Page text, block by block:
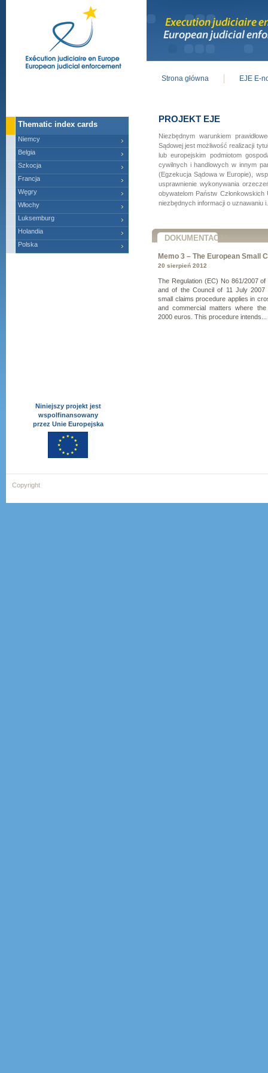
PROJEKT EJE
Niezbędnym warunkiem
Sądowej jest możliwość realizacji
lub europejskim podmiotom
cywilnych i handlowych w innym
(Egzekucja Sądowa w Europie),
usprawnienie wykonywania
obywatelom Państw
niezbędnych informacji o uznawaniu
DOKUMENTACJA
Memo 3 – The European Small
20 sierpień 2012
The Regulation (EC) No 861/2007
and of the Council of 11 July 2007
small claims procedure applies in
and commercial matters where
2000 euros. This procedure intends...
Strona główna EJE E-
Thematic index cards
Niemcy
Belgia
Szkocja
Francja
Węgry
Włochy
Luksemburg
Holandia
Polska
Niniejszy projekt jest
wspolfinansowany
przez Unie Europejska
Copyright